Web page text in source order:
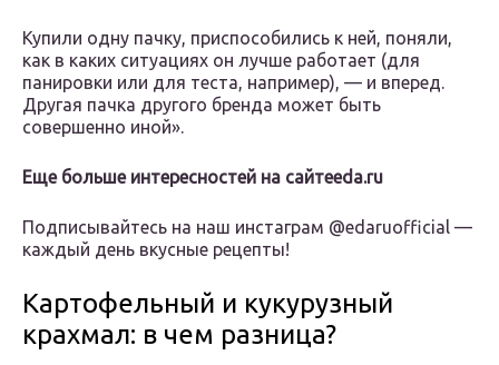
Купили одну пачку, приспособились к ней, поняли,
как в каких ситуациях он лучше работает (для
панировки или для теста, например), — и вперед.
Другая пачка другого бренда может быть
совершенно иной».
Еще больше интересностей на сайтеeda.ru
Подписывайтесь на наш инстаграм @edaruofficial —
каждый день вкусные рецепты!
Картофельный и кукурузный
крахмал: в чем разница?